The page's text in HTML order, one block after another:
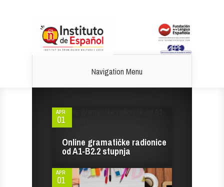
Navigation Menu
APR
01
Online gramatičke radionice
od A1-B2.2 stupnja
APR
01
0